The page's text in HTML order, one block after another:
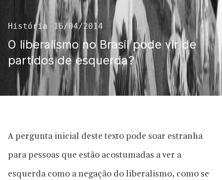
História 16/04/2014
O liberalismo no Brasil pode vir de
partidos de esquerda?
A pergunta inicial deste texto pode soar estranha
para pessoas que estão acostumadas a ver a
esquerda como a negação do liberalismo, como se